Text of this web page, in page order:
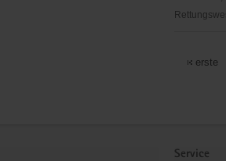
erste
Service